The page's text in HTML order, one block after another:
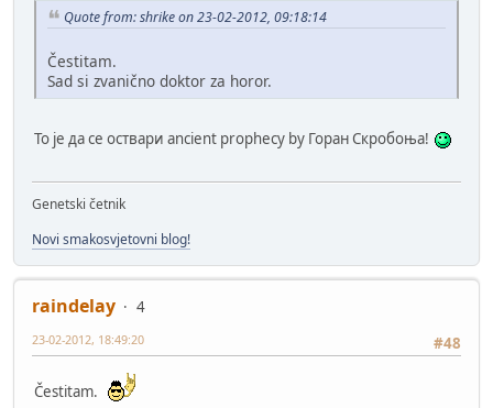
Quote from: shrike on 23-02-2012, 09:18:14
Čestitam.
Sad si zvanično doktor za horor.
То је да се оствари ancient prophecy by Горан Скробоња!
Genetski četnik
Novi smakosvjetovni blog!
raindelay
4
#48
23-02-2012, 18:49:20
Čestitam.